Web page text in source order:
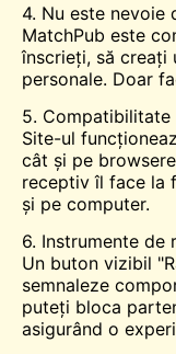
4. Nu este nevoie
MatchPub este
înscrieți, să creați
personale. Doar
5.
Site-ul
cât și pe
receptiv îl face la
și pe computer.
6. Instrumente de
Un buton vizibil
semnaleze
puteți bloca
asigurând o